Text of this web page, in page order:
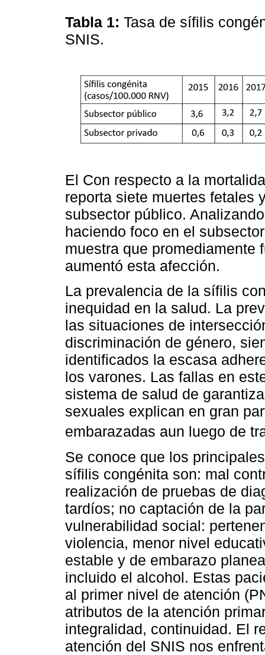
Tabla 1: Tasa de sífilis
SNIS.
El Con respecto a la
reporta siete muertes fetales
subsector público.
haciendo foco en el
muestra que promediamente
aumentó esta afección.
La prevalencia de la sífilis
inequidad en la salud. La
las situaciones de
discriminación de género,
identificados la escasa
los varones. Las fallas en
sistema de salud de
sexuales explican en gran
embarazadas aun luego de
Se conoce que los
sífilis congénita son: mal
realización de pruebas de
tardíos; no captación de la
vulnerabilidad social:
violencia, menor nivel
estable y de embarazo
incluido el alcohol. Estas
al primer nivel de atención
atributos de la atención
integralidad, continuidad. El
atención del SNIS nos